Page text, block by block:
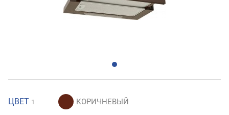
ЦВЕТ 1